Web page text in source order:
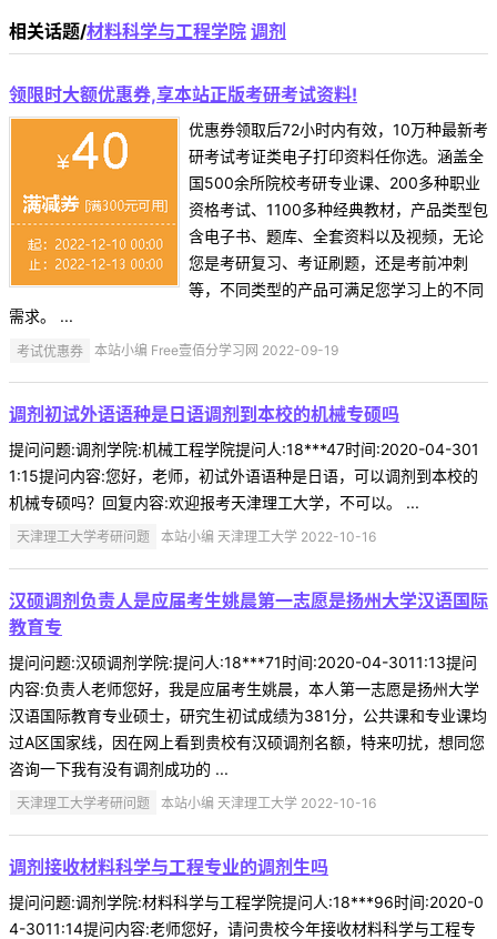
相关话题/材料科学与工程学院 调剂
领限时大额优惠券,享本站正版考研考试资料!
优惠券领取后72小时内有效，10万种最新考
研考试考证类电子打印资料任你选。涵盖全
国500余所院校考研专业课、200多种职业
资格考试、1100多种经典教材，产品类型包
含电子书、题库、全套资料以及视频，无论
您是考研复习、考证刷题，还是考前冲刺
等，不同类型的产品可满足您学习上的不同
需求。 ...
考试优惠券 本站小编 Free壹佰分学习网 2022-09-19
调剂初试外语语种是日语调剂到本校的机械专硕吗
提问问题:调剂学院:机械工程学院提问人:18***47时间:2020-04-301
1:15提问内容:您好，老师，初试外语语种是日语，可以调剂到本校的
机械专硕吗？回复内容:欢迎报考天津理工大学，不可以。 ...
天津理工大学考研问题 本站小编 天津理工大学 2022-10-16
汉硕调剂负责人是应届考生姚晨第一志愿是扬州大学汉语国际
教育专
提问问题:汉硕调剂学院:提问人:18***71时间:2020-04-3011:13提问
内容:负责人老师您好，我是应届考生姚晨，本人第一志愿是扬州大学
汉语国际教育专业硕士，研究生初试成绩为381分，公共课和专业课均
过A区国家线，因在网上看到贵校有汉硕调剂名额，特来叨扰，想同您
咨询一下我有没有调剂成功的 ...
天津理工大学考研问题 本站小编 天津理工大学 2022-10-16
调剂接收材料科学与工程专业的调剂生吗
提问问题:调剂学院:材料科学与工程学院提问人:18***96时间:2020-0
4-3011:14提问内容:老师您好，请问贵校今年接收材料科学与工程专